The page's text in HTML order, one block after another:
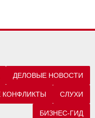
ДЕЛОВЫЕ НОВОСТИ
КОНФЛИКТЫ СЛУХИ
БИЗНЕС-ГИД